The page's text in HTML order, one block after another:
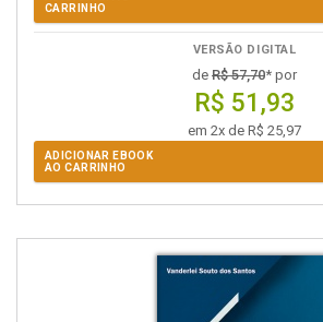
CARRINHO
VERSÃO DIGITAL
de R$ 57,70* por
R$ 51,93
em 2x de R$ 25,97
ADICIONAR EBOOK
AO CARRINHO